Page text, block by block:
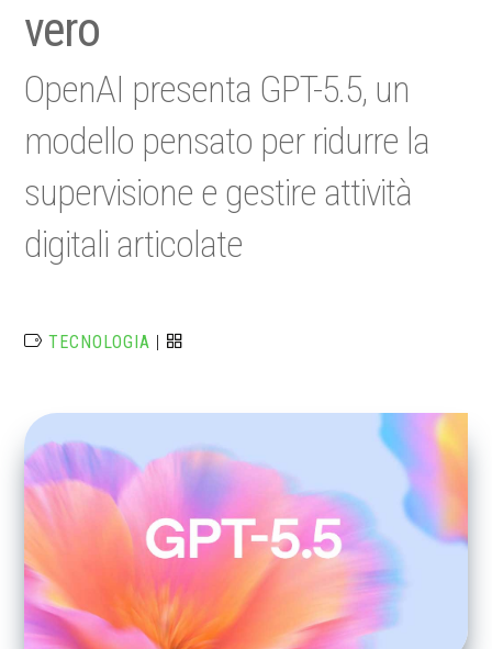
vero
OpenAI presenta GPT-5.5, un
modello pensato per ridurre la
supervisione e gestire attività
digitali articolate
TECNOLOGIA |